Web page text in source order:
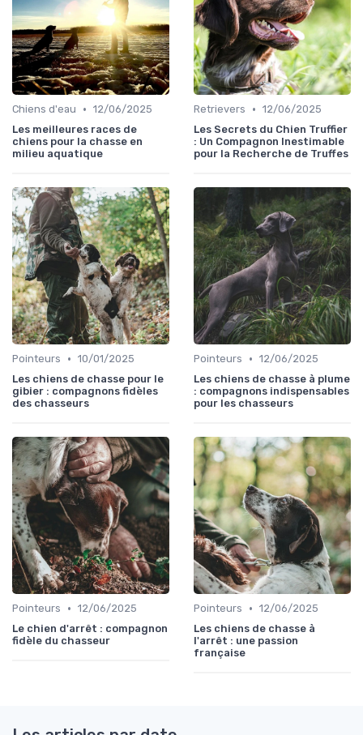
Chiens d'eau • 12/06/2025
Les meilleures races de
chiens pour la chasse en
milieu aquatique
Retrievers • 12/06/2025
Les Secrets du Chien Truffier
: Un Compagnon Inestimable
pour la Recherche de Truffes
Pointeurs • 10/01/2025
Les chiens de chasse pour le
gibier : compagnons fidèles
des chasseurs
Pointeurs • 12/06/2025
Les chiens de chasse à plume
: compagnons indispensables
pour les chasseurs
Pointeurs • 12/06/2025
Le chien d'arrêt : compagnon
fidèle du chasseur
Pointeurs • 12/06/2025
Les chiens de chasse à
l'arrêt : une passion
française